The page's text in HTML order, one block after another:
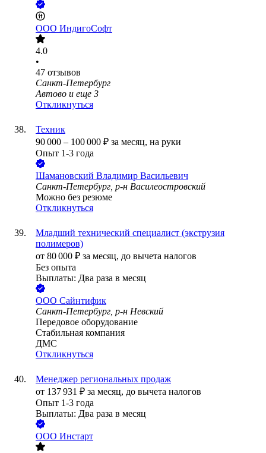
ООО ИндигоСофт
4.0
•
47 отзывов
Санкт-Петербург
Автово и еще 3
Откликнуться
Техник
90 000 – 100 000 ₽ за месяц, на руки
Опыт 1-3 года
Шамановский Владимир Васильевич
Санкт-Петербург, р-н Василеостровский
Можно без резюме
Откликнуться
Младший технический специалист (экструзия
полимеров)
от 80 000 ₽ за месяц, до вычета налогов
Без опыта
Выплаты: Два раза в месяц
ООО Сайнтифик
Санкт-Петербург, р-н Невский
Передовое оборудование
Стабильная компания
ДМС
Откликнуться
Менеджер региональных продаж
от 137 931 ₽ за месяц, до вычета налогов
Опыт 1-3 года
Выплаты: Два раза в месяц
ООО Инстарт